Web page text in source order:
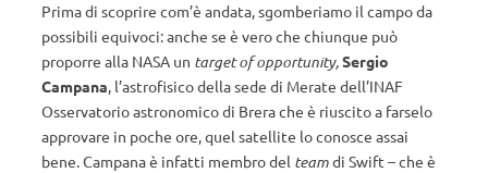
Prima di scoprire com’è andata, sgomberiamo il campo da
possibili equivoci: anche se è vero che chiunque può
proporre alla NASA un target of opportunity,Sergio
Campana, l’astrofisico della sede di Merate dell’INAF
Osservatorio astronomico di Brera che è riuscito a farselo
approvare in poche ore, quel satellite lo conosce assai
bene. Campana è infatti membro del teamdi Swift – che è